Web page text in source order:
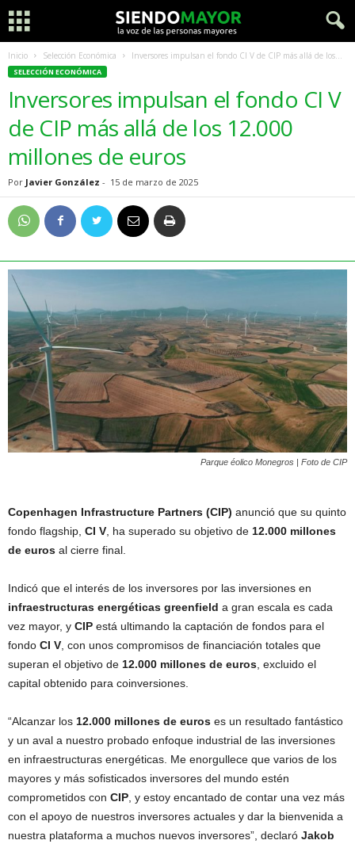
Inicio Selección Económica Inversores impulsan el fondo CI V de CIP más allá de los...
SELECCIÓN ECONÓMICA
Inversores impulsan el fondo CI V
de CIP más allá de los 12.000
millones de euros
Por Javier González - 15 de marzo de 2025
Parque éolico Monegros | Foto de CIP
Copenhagen Infrastructure Partners (CIP) anunció que su quinto
fondo flagship, CI V, ha superado su objetivo de 12.000 millones
de euros al cierre final.
Indicó que el interés de los inversores por las inversiones en
infraestructuras energéticas greenfield a gran escala es cada
vez mayor, y CIP está ultimando la captación de fondos para el
fondo CI V, con unos compromisos de financiación totales que
superan el objetivo de 12.000 millones de euros, excluido el
capital obtenido para coinversiones.
“Alcanzar los 12.000 millones de euros es un resultado fantástico
y un aval a nuestro probado enfoque industrial de las inversiones
en infraestructuras energéticas. Me enorgullece que varios de los
mayores y más sofisticados inversores del mundo estén
comprometidos con CIP, y estoy encantado de contar una vez más
con el apoyo de nuestros inversores actuales y dar la bienvenida a
nuestra plataforma a muchos nuevos inversores”, declaró Jakob